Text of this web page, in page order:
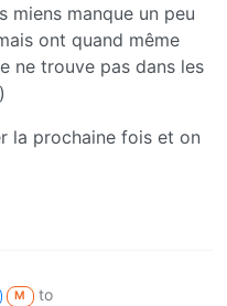
miens manque un peu
ont quand même
ne trouve pas dans les
la prochaine fois et on
M
to